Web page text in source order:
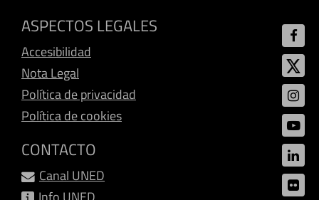
ASPECTOS LEGALES
Accesibilidad
Nota Legal
Política de privacidad
Política de cookies
CONTACTO
Canal UNED